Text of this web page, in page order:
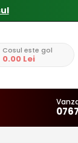
Cosul este gol
0.00 Lei